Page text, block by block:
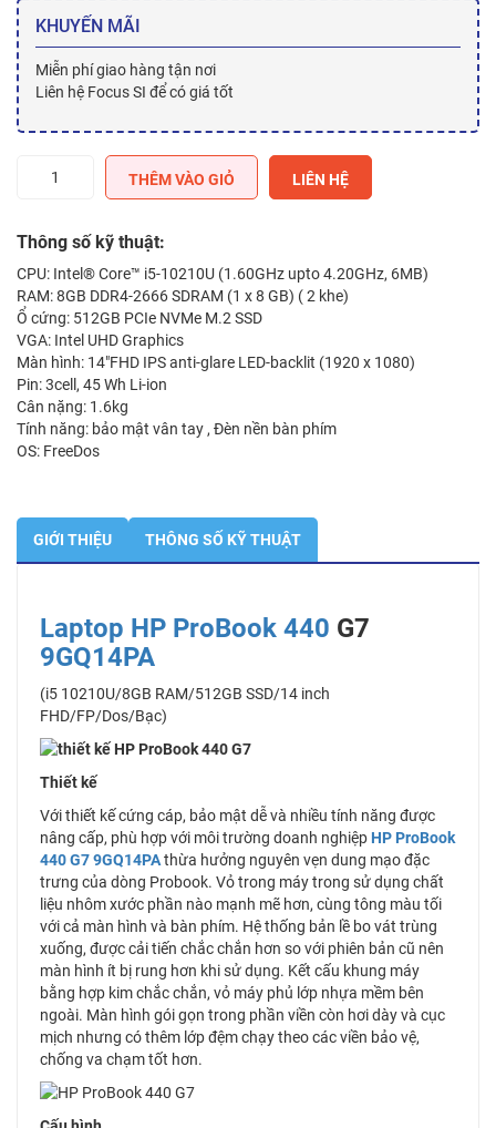
KHUYẾN MÃI
Miễn phí giao hàng tận nơi
Liên hệ Focus SI để có giá tốt
440
G7
9GQ14PA
số
lượng
THÊM VÀO GIỎ LIÊN HỆ
Thông số kỹ thuật:
CPU: Intel® Core™ i5-10210U (1.60GHz upto 4.20GHz, 6MB)
RAM: 8GB DDR4-2666 SDRAM (1 x 8 GB) ( 2 khe)
Ổ cứng: 512GB PCIe NVMe M.2 SSD
VGA: Intel UHD Graphics
Màn hình: 14″FHD IPS anti-glare LED-backlit (1920 x 1080)
Pin: 3cell, 45 Wh Li-ion
Cân nặng: 1.6kg
Tính năng: bảo mật vân tay , Đèn nền bàn phím
OS: FreeDos
GIỚI THIỆU THÔNG SỐ KỸ THUẬT
Laptop HP ProBook 440 G7
9GQ14PA
(i5 10210U/8GB RAM/512GB SSD/14 inch
FHD/FP/Dos/Bạc)
Thiết kế
Với thiết kế cứng cáp, bảo mật dễ và nhiều tính năng được
nâng cấp, phù hợp với môi trường doanh nghiệp HP ProBook
440 G7 9GQ14PAthừa hưởng nguyên vẹn dung mạo đặc
trưng của dòng Probook. Vỏ trong máy trong sử dụng chất
liệu nhôm xước phần nào mạnh mẽ hơn, cùng tông màu tối
với cả màn hình và bàn phím. Hệ thống bản lề bo vát trùng
xuống, được cải tiến chắc chắn hơn so với phiên bản cũ nên
màn hình ít bị rung hơn khi sử dụng. Kết cấu khung máy
bằng hợp kim chắc chắn, vỏ máy phủ lớp nhựa mềm bên
ngoài. Màn hình gói gọn trong phần viền còn hơi dày và cục
mịch nhưng có thêm lớp đệm chạy theo các viền bảo vệ,
chống va chạm tốt hơn.